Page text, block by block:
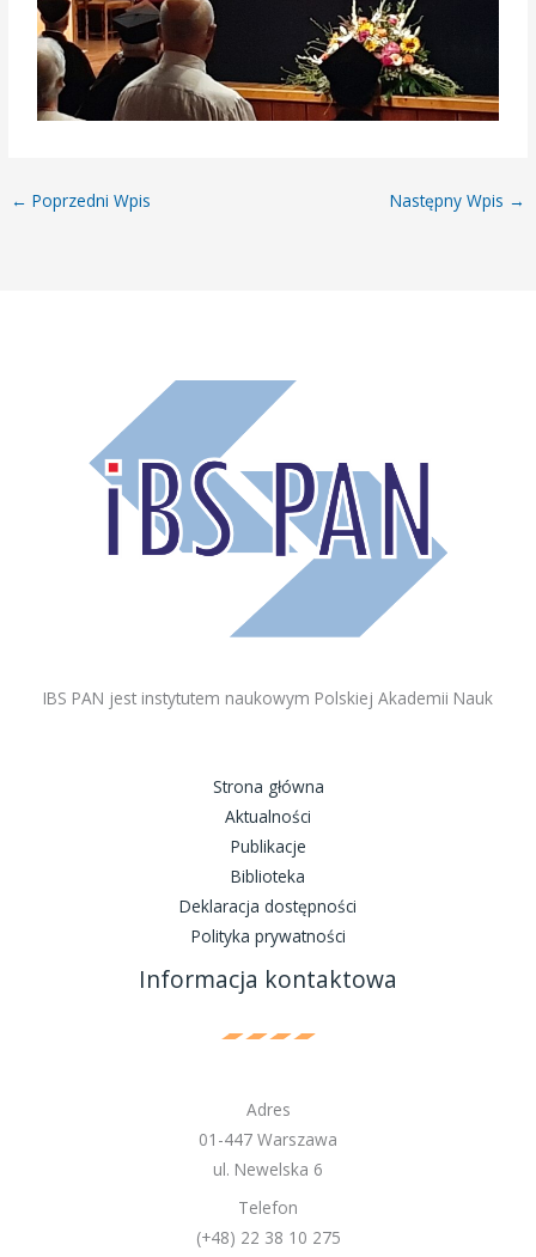
← Poprzedni Wpis Następny Wpis →
IBS PAN jest instytutem naukowym Polskiej Akademii Nauk
Strona główna
Aktualności
Publikacje
Biblioteka
Deklaracja dostępności
Polityka prywatności
Informacja kontaktowa
Adres
01-447 Warszawa
ul. Newelska 6
Telefon
(+48) 22 38 10 275